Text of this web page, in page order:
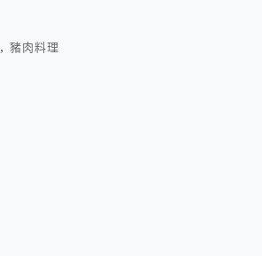
, 豬肉料理